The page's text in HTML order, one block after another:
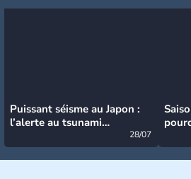
Puissant séisme au Japon :
l’alerte au tsunami
28/07